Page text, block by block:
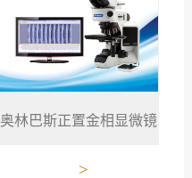
奥林巴斯正置金相显微镜
>